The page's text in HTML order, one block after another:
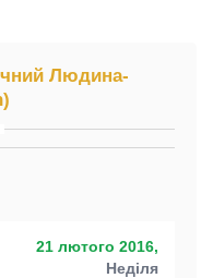
Людина-
21 лютого 2016,
Неділя